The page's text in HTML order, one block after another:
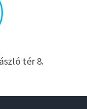
tér 8.